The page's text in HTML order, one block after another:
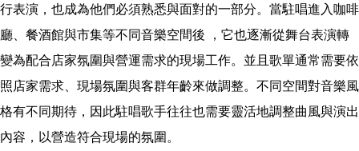
行表演，也成為他們必須熟悉與面對的一部分。當駐唱進入咖啡
廳、餐酒館與市集等不同音樂空間後 ，它也逐漸從舞台表演轉
變為配合店家氛圍與營運需求的現場工作。並且歌單通常需要依
照店家需求、現場氛圍與客群年齡來做調整。不同空間對音樂風
格有不同期待，因此駐唱歌手往往也需要靈活地調整曲風與演出
內容，以營造符合現場的氛圍。